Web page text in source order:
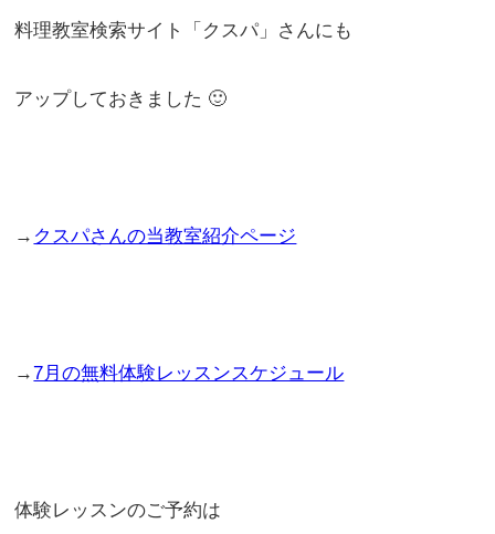
料理教室検索サイト「クスパ」さんにも
アップしておきました 🙂
→ クスパさんの当教室紹介ページ
→7月の無料体験レッスンスケジュール
体験レッスンのご予約は